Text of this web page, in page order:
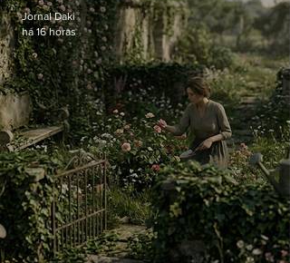
Jornal Daki
há 16 horas